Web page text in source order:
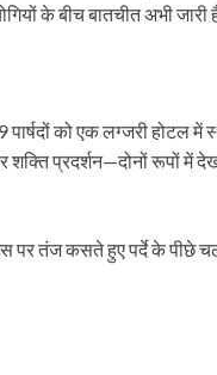
के बीच बातचीत अभी जारी
पार्षदों को एक लग्जरी होटल
प्रदर्शन—दोनों रूपों में
तंज कसते हुए पर्दे के पीछे चल